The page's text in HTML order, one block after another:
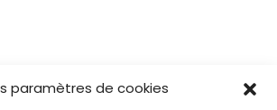
paramètres de cookies
au 21.09.2026